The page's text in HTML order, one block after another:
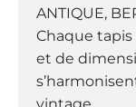
ANTIQUE,
Chaque
et de